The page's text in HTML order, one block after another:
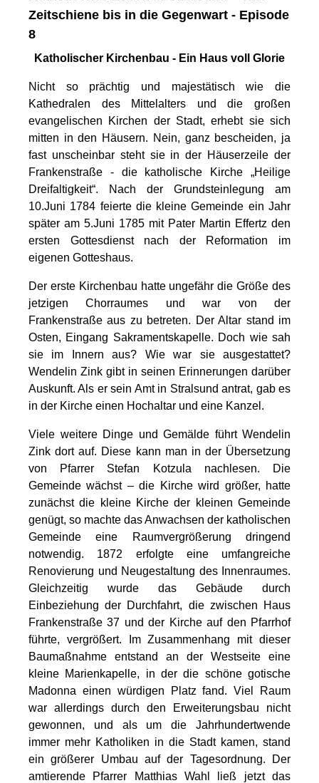
Zeitschiene bis in die Gegenwart - Episode
8
Katholischer Kirchenbau - Ein Haus voll Glorie
Nicht so prächtig und majestätisch wie die
Kathedralen des Mittelalters und die großen
evangelischen Kirchen der Stadt, erhebt sie sich
mitten in den Häusern. Nein, ganz bescheiden, ja
fast unscheinbar steht sie in der Häuserzeile der
Frankenstraße - die katholische Kirche „Heilige
Dreifaltigkeit“. Nach der Grundsteinlegung am
10.Juni 1784 feierte die kleine Gemeinde ein Jahr
später am 5.Juni 1785 mit Pater Martin Effertz den
ersten Gottesdienst nach der Reformation im
eigenen Gotteshaus.
Der erste Kirchenbau hatte ungefähr die Größe des
jetzigen Chorraumes und war von der
Frankenstraße aus zu betreten. Der Altar stand im
Osten, Eingang Sakramentskapelle. Doch wie sah
sie im Innern aus? Wie war sie ausgestattet?
Wendelin Zink gibt in seinen Erinnerungen darüber
Auskunft. Als er sein Amt in Stralsund antrat, gab es
in der Kirche einen Hochaltar und eine Kanzel.
Viele weitere Dinge und Gemälde führt Wendelin
Zink dort auf. Diese kann man in der Übersetzung
von Pfarrer Stefan Kotzula nachlesen. Die
Gemeinde wächst – die Kirche wird größer, hatte
zunächst die kleine Kirche der kleinen Gemeinde
genügt, so machte das Anwachsen der katholischen
Gemeinde eine Raumvergrößerung dringend
notwendig. 1872 erfolgte eine umfangreiche
Renovierung und Neugestaltung des Innenraumes.
Gleichzeitig wurde das Gebäude durch
Einbeziehung der Durchfahrt, die zwischen Haus
Frankenstraße 37 und der Kirche auf den Pfarrhof
führte, vergrößert. Im Zusammenhang mit dieser
Baumaßnahme entstand an der Westseite eine
kleine Marienkapelle, in der die schöne gotische
Madonna einen würdigen Platz fand. Viel Raum
war allerdings durch den Erweiterungsbau nicht
gewonnen, und als um die Jahrhundertwende
immer mehr Katholiken in die Stadt kamen, stand
ein größerer Umbau auf der Tagesordnung. Der
amtierende Pfarrer Matthias Wahl ließ jetzt das